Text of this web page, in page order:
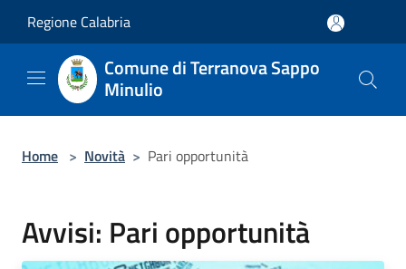
Regione Calabria
Comune di Terranova Sappo
Minulio
Home > Novità > Pari opportunità
Avvisi: Pari opportunità